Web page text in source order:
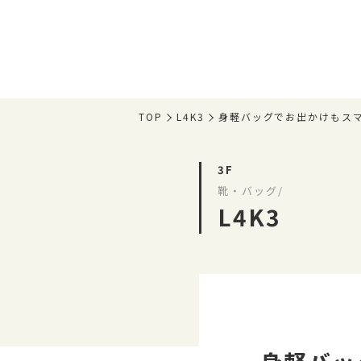
TOP L4K3 身軽バッグでお出かけもス
3F
靴・バッグ/
L4K3